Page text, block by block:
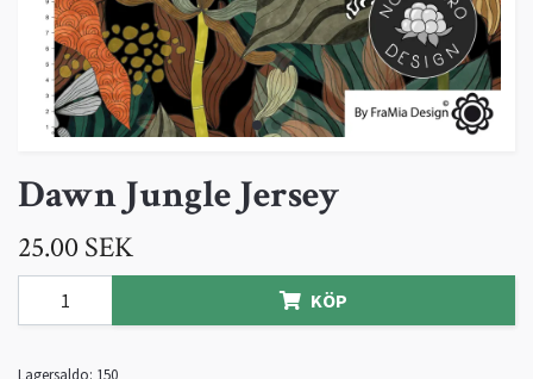
Dawn Jungle Jersey
25.00 SEK
KÖP
Lagersaldo: 150